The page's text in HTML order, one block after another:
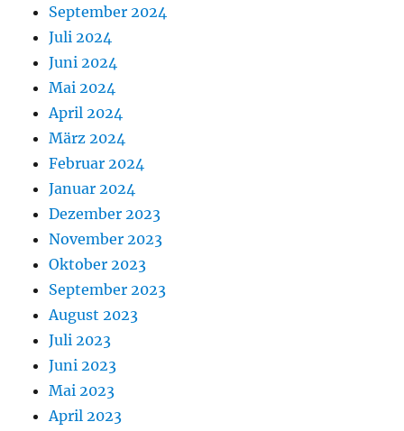
September 2024
Juli 2024
Juni 2024
Mai 2024
April 2024
März 2024
Februar 2024
Januar 2024
Dezember 2023
November 2023
Oktober 2023
September 2023
August 2023
Juli 2023
Juni 2023
Mai 2023
April 2023